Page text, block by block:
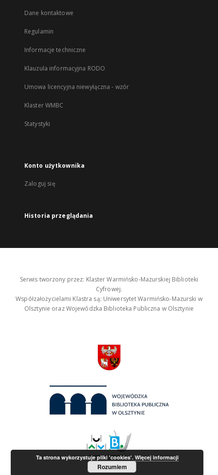
Dane kontaktowe
Regulamin
Informacje techniczne
Klauzula informacyjna RODO
Umowa licencyjna niewyłączna - wzór
Klaster WMBC
Statystyki
Konto użytkownika
Zaloguj się
Historia przeglądania
Serwis tworzony przez: Klaster Warmińsko-Mazurskiej Biblioteki
Cyfrowej.
Współzałożycielami Klastra są: Uniwersytet Warmińsko-Mazurski w
Olsztynie oraz Wojewódzka Biblioteka Publiczna w Olsztynie
Ta strona wykorzystuje pliki 'cookies'. Więcej informacji
Rozumiem